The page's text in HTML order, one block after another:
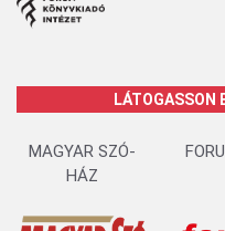
LÁTOGASSON
MAGYAR SZÓ-
HÁZ